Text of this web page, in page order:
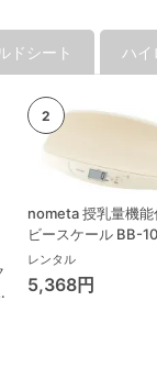
ドシート ハイ
nometa 授乳量機能
ビースケール BB-
ニタ(TANITA) ベビ
ール・体重計
レンタル
5,368円